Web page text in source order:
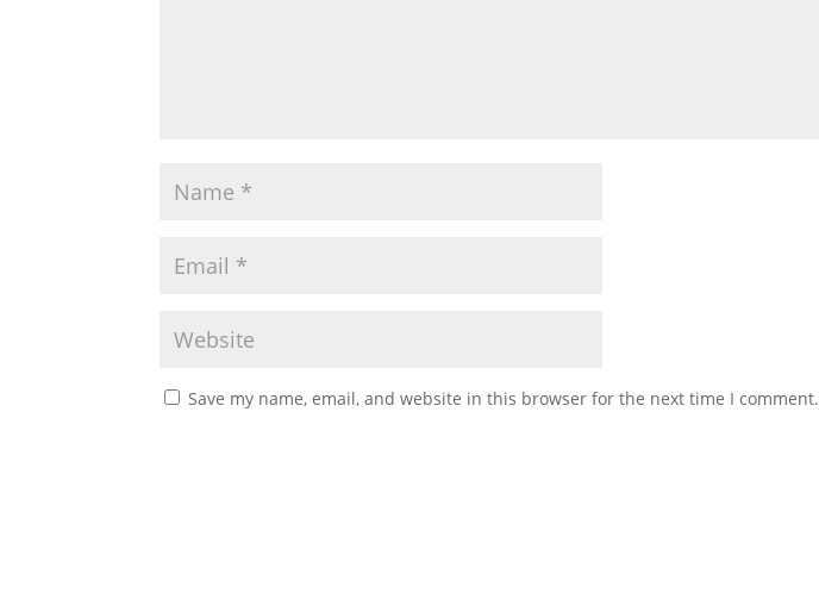
Save my name, email, and website in this browser for the next time I comment.